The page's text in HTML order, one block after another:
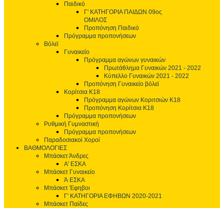
Παιδικό
Γ' ΚΑΤΗΓΟΡΙΑ ΠΑΙΔΩΝ 09ος
ΟΜΙΛΟΣ
Προπόνηση Παιδικό
Πρόγραμμα προπονήσεων
Βόλεϊ
Γυναικείο
Πρόγραμμα αγώνων γυναικών
Πρωτάθλημα Γυναικών 2021 - 2022
Κύπελλο Γυναικών 2021 - 2022
Προπόνηση Γυναικείο βόλεϊ
Κορίτσια Κ18
Πρόγραμμα αγώνων Κοριτσιών Κ18
Προπόνηση Κορίτσια Κ18
Πρόγραμμα προπονήσεων
Ρυθμική Γυμναστική
Πρόγραμμα προπονήσεων
Παραδοσιακοί Χοροί
ΒΑΘΜΟΛΟΓΙΕΣ
Μπάσκετ Άνδρες
Α' ΕΣΚΑ
Μπάσκετ Γυναικείο
Ά ΕΣΚΑ
Μπάσκετ Έφηβοι
Γ' ΚΑΤΗΓΟΡΙΑ ΕΦΗΒΩΝ 2020-2021
Μπάσκετ Παίδες